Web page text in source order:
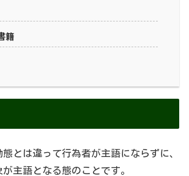
籍
とは違って行為者が主語にならずに、
主語となる態のことです。